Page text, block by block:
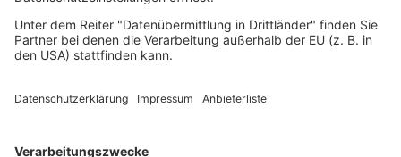
Soul & RnB
Techno
Trance